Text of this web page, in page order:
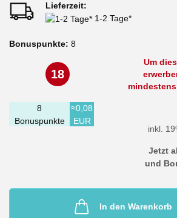
Lieferzeit:
1-2 Tage*
Bonuspunkte: 8
18
Um
inkl.
8
Bonuspunkte
≈0,08
EUR
Jetzt
und
In den Warenkorb